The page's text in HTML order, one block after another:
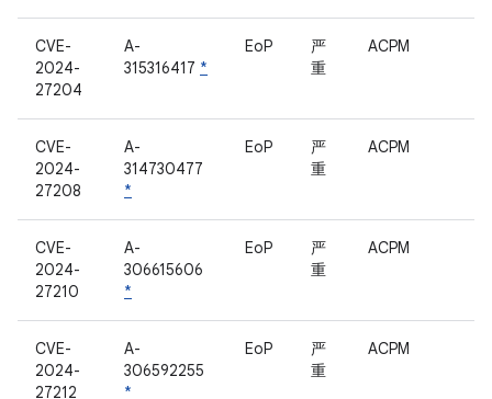
CVE-
2024-
27204
A-
315316417 *
EoP
严
重
ACPM
CVE-
2024-
27208
A-
314730477
*
EoP
严
重
ACPM
CVE-
2024-
27210
A-
306615606
*
EoP
严
重
ACPM
CVE-
2024-
27212
A-
306592255
*
EoP
严
重
ACPM